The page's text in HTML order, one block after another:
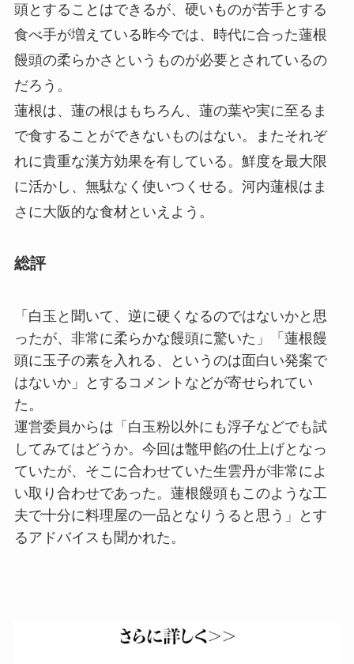
頭とすることはできるが、硬いものが苦手とする
食べ手が増えている昨今では、時代に合った蓮根
饅頭の柔らかさというものが必要とされているの
だろう。
蓮根は、蓮の根はもちろん、蓮の葉や実に至るま
で食することができないものはない。またそれぞ
れに貴重な漢方効果を有している。鮮度を最大限
に活かし、無駄なく使いつくせる。河内蓮根はま
さに大阪的な食材といえよう。
総評
「白玉と聞いて、逆に硬くなるのではないかと思
ったが、非常に柔らかな饅頭に驚いた」「蓮根饅
頭に玉子の素を入れる、というのは面白い発案で
はないか」とするコメントなどが寄せられてい
た。
運営委員からは「白玉粉以外にも浮子などでも試
してみてはどうか。今回は鼈甲餡の仕上げとなっ
ていたが、そこに合わせていた生雲丹が非常によ
い取り合わせであった。蓮根饅頭もこのような工
夫で十分に料理屋の一品となりうると思う」とす
るアドバイスも聞かれた。